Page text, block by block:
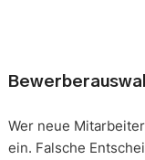
Wer neue
ein. Falsche